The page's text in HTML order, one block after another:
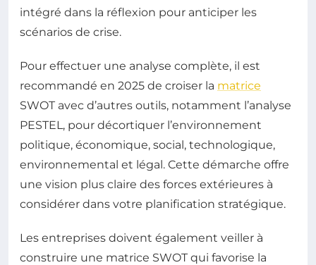
intégré dans la réflexion pour anticiper les
scénarios de crise.
Pour effectuer une analyse complète, il est
recommandé en 2025 de croiser la matrice
SWOT avec d’autres outils, notamment l’analyse
PESTEL, pour décortiquer l’environnement
politique, économique, social, technologique,
environnemental et légal. Cette démarche offre
une vision plus claire des forces extérieures à
considérer dans votre planification stratégique.
Les entreprises doivent également veiller à
construire une matrice SWOT qui favorise la